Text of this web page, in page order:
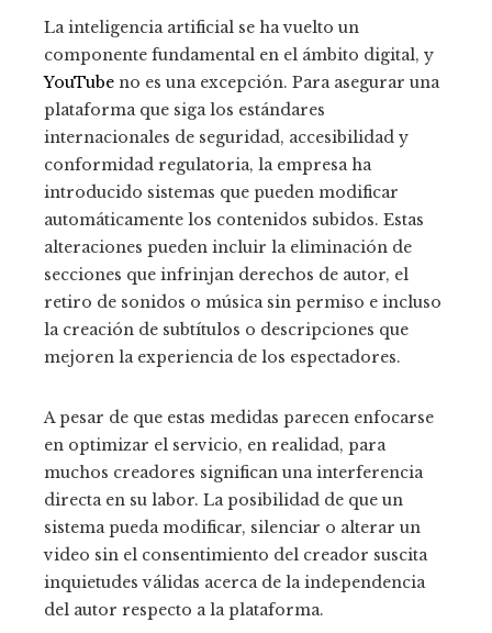
La inteligencia artificial se ha vuelto un
componente fundamental en el ámbito digital, y
YouTube no es una excepción. Para asegurar una
plataforma que siga los estándares
internacionales de seguridad, accesibilidad y
conformidad regulatoria, la empresa ha
introducido sistemas que pueden modificar
automáticamente los contenidos subidos. Estas
alteraciones pueden incluir la eliminación de
secciones que infrinjan derechos de autor, el
retiro de sonidos o música sin permiso e incluso
la creación de subtítulos o descripciones que
mejoren la experiencia de los espectadores.
A pesar de que estas medidas parecen enfocarse
en optimizar el servicio, en realidad, para
muchos creadores significan una interferencia
directa en su labor. La posibilidad de que un
sistema pueda modificar, silenciar o alterar un
video sin el consentimiento del creador suscita
inquietudes válidas acerca de la independencia
del autor respecto a la plataforma.